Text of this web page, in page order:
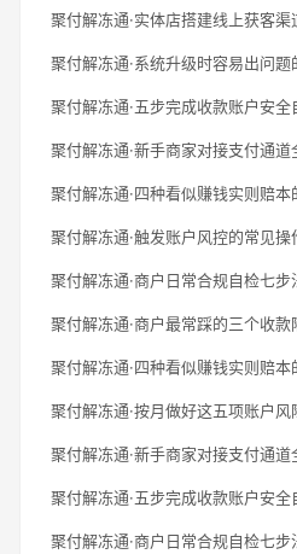
聚付解冻通·实体店搭建线上获客渠
聚付解冻通·系统升级时容易出问题
聚付解冻通·五步完成收款账户安全
聚付解冻通·新手商家对接支付通道
聚付解冻通·四种看似赚钱实则赔本
聚付解冻通·触发账户风控的常见操
聚付解冻通·商户日常合规自检七步
聚付解冻通·商户最常踩的三个收款
聚付解冻通·四种看似赚钱实则赔本
聚付解冻通·按月做好这五项账户风
聚付解冻通·新手商家对接支付通道
聚付解冻通·五步完成收款账户安全
聚付解冻通·商户日常合规自检七步